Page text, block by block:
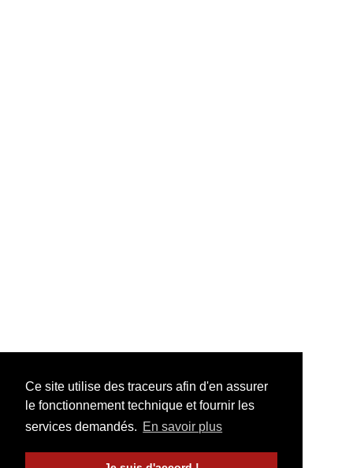
Ce site utilise des traceurs afin d'en assurer
le fonctionnement technique et fournir les
services demandés. En savoir plus